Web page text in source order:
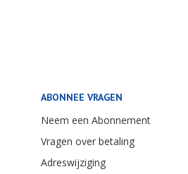
ABONNEE VRAGEN
Neem een Abonnement
Vragen over betaling
Adreswijziging